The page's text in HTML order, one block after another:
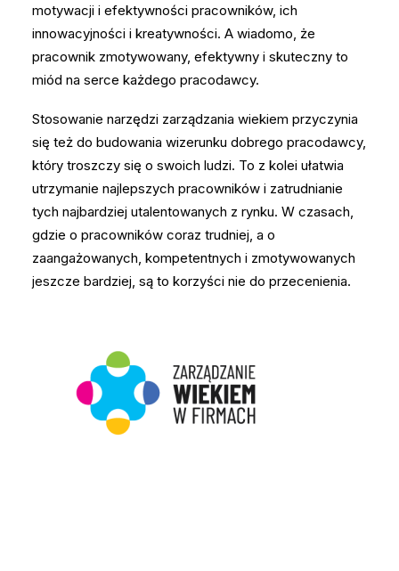
motywacji i efektywności pracowników, ich
innowacyjności i kreatywności. A wiadomo, że
pracownik zmotywowany, efektywny i skuteczny to
miód na serce każdego pracodawcy.
Stosowanie narzędzi zarządzania wiekiem przyczynia
się też do budowania wizerunku dobrego pracodawcy,
który troszczy się o swoich ludzi. To z kolei ułatwia
utrzymanie najlepszych pracowników i zatrudnianie
tych najbardziej utalentowanych z rynku. W czasach,
gdzie o pracowników coraz trudniej, a o
zaangażowanych, kompetentnych i zmotywowanych
jeszcze bardziej, są to korzyści nie do przecenienia.